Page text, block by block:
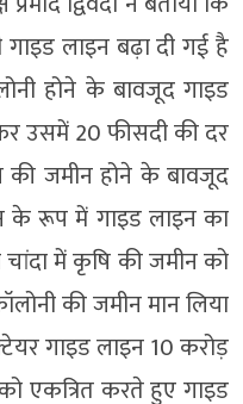
लाइन बढ़ा दी गई है
होने के बावजूद गाइड
उसमें 20 फीसदी की दर
की जमीन होने के बावजूद
के रूप में गाइड लाइन का
चांदा में कृषि की जमीन को
की जमीन मान लिया
गाइड लाइन 10 करोड़
एकत्रित करते हुए गाइड